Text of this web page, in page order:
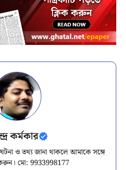
কর্মকার
ও তথ্য জানা থাকলে আমাকে সঙ্গে
করুন। মো: 9933998177